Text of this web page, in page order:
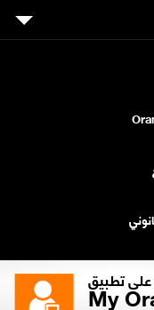
تطبيق
My